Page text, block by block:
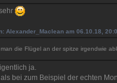
Alexander_Maclean am 06.10.18,
man die Flügel an der spitze irgendwie
ja.
bei zum Beispiel der echten